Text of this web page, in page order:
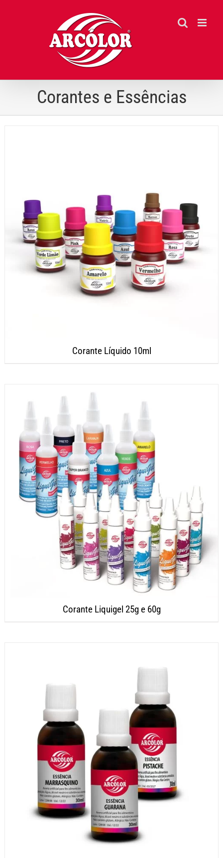
Corantes e Essências
Corante Líquido 10ml
Corante Liquigel 25g e 60g